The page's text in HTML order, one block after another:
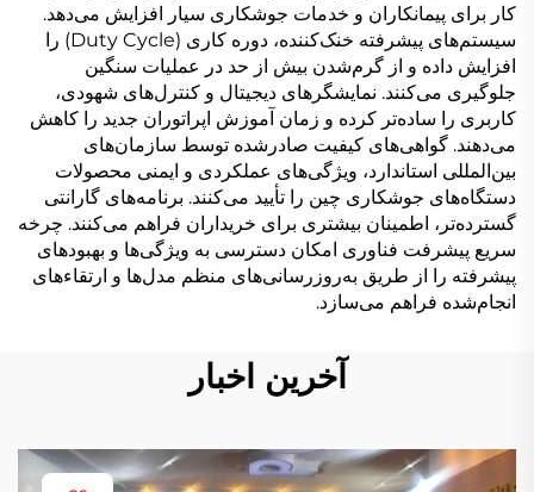
کار برای پیمانکاران و خدمات جوشکاری سیار افزایش می‌دهد.
سیستم‌های پیشرفته خنک‌کننده، دوره کاری (Duty Cycle) را
افزایش داده و از گرم‌شدن بیش از حد در عملیات سنگین
جلوگیری می‌کنند. نمایشگرهای دیجیتال و کنترل‌های شهودی،
کاربری را ساده‌تر کرده و زمان آموزش اپراتوران جدید را کاهش
می‌دهند. گواهی‌های کیفیت صادرشده توسط سازمان‌های
بین‌المللی استاندارد، ویژگی‌های عملکردی و ایمنی محصولات
دستگاه‌های جوشکاری چین را تأیید می‌کنند. برنامه‌های گارانتی
گسترده‌تر، اطمینان بیشتری برای خریداران فراهم می‌کنند. چرخه
سریع پیشرفت فناوری امکان دسترسی به ویژگی‌ها و بهبودهای
پیشرفته را از طریق به‌روزرسانی‌های منظم مدل‌ها و ارتقاءهای
انجام‌شده فراهم می‌سازد.
آخرین اخبار